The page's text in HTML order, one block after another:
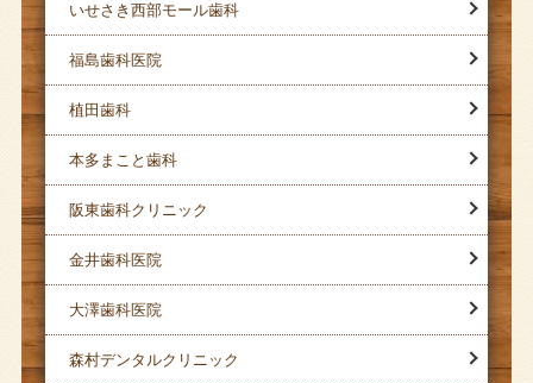
いせさき西部モール歯科
福島歯科医院
植田歯科
本多まこと歯科
阪東歯科クリニック
金井歯科医院
大澤歯科医院
森村デンタルクリニック